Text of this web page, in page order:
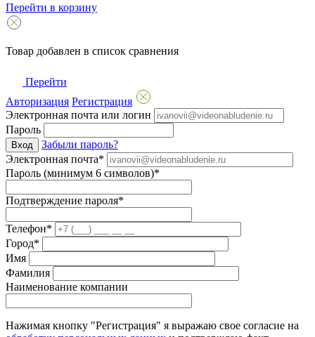
Перейти в корзину
Товар добавлен в список сравнения
Перейти
Авторизация Регистрация
Электронная почта или логин
Пароль
Вход
Забыли пароль?
Электронная почта*
Пароль (минимум 6 символов)*
Подтверждение пароля*
Телефон*
Город*
Имя
Фамилия
Наименование компании
Нажимая кнопку "Регистрация" я выражаю свое согласие на